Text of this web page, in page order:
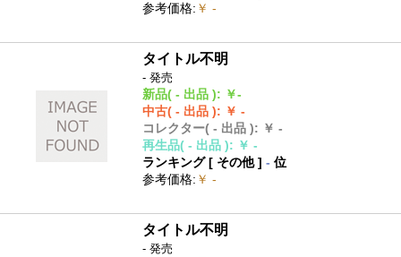
参考価格: ￥ -
タイトル不明
- 発売
新品( - 出品 ): ￥-
中古( - 出品 ): ￥ -
コレクター( - 出品 ): ￥ -
再生品( - 出品 ): ￥ -
ランキング [ その他]- 位
参考価格: ￥ -
タイトル不明
- 発売